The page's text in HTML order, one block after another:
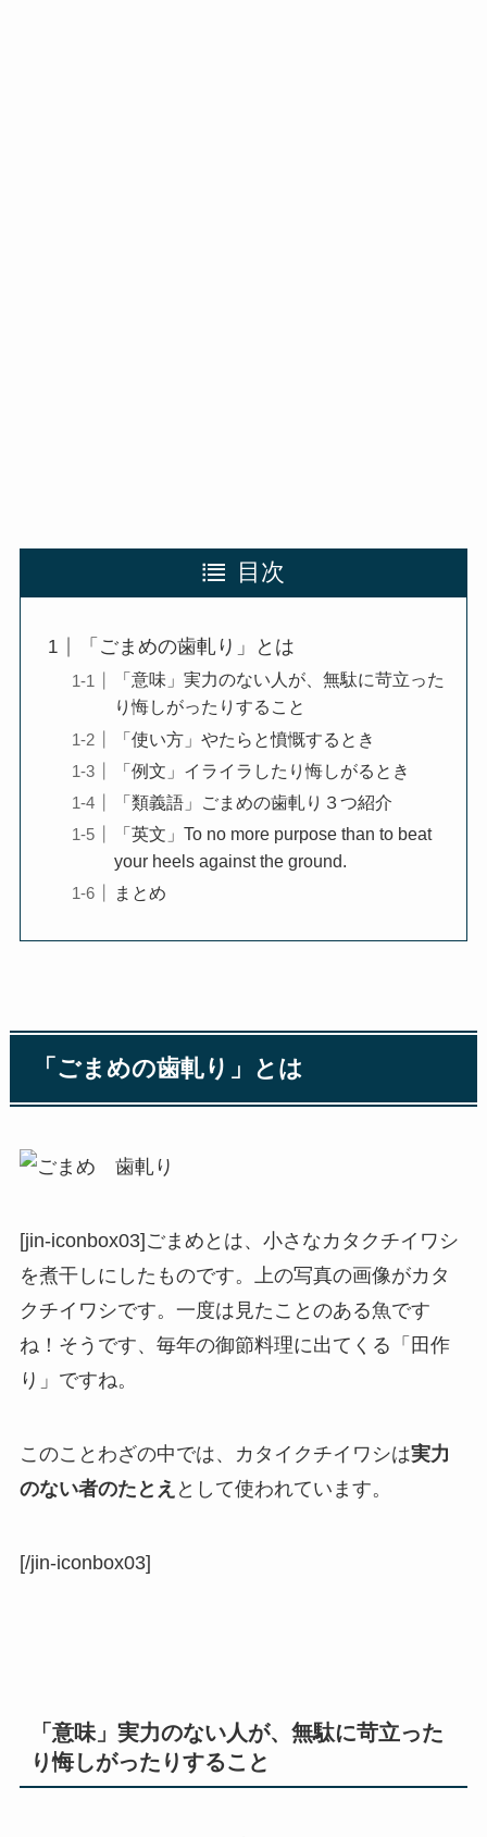
目次
「ごまめの歯軋り」とは
「意味」実力のない人が、無駄に苛立った
り悔しがったりすること
「使い方」やたらと憤慨するとき
「例文」イライラしたり悔しがるとき
「類義語」ごまめの歯軋り３つ紹介
「英文」To no more purpose than to beat
your heels against the ground.
まとめ
「ごまめの歯軋り」とは
[jin-iconbox03]ごまめとは、小さなカタクチイワシ
を煮干しにしたものです。上の写真の画像がカタ
クチイワシです。一度は見たことのある魚です
ね！そうです、毎年の御節料理に出てくる「田作
り」ですね。
このことわざの中では、 カタイクチイワシは実力
のない者のたとえ として使われています。
[/jin-iconbox03]
「意味」実力のない人が、無駄に苛立った
り悔しがったりすること